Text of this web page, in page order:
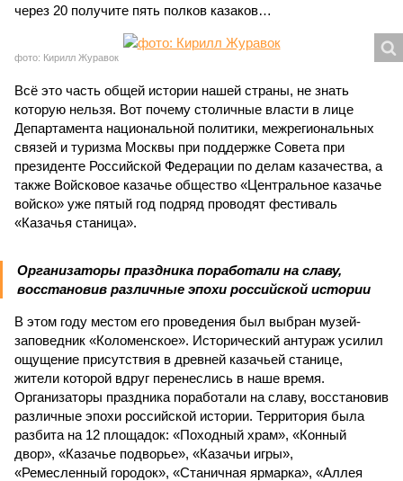
через 20 получите пять полков казаков…
фото: Кирилл Журавок
Всё это часть общей истории нашей страны, не знать
которую нельзя. Вот почему столичные власти в лице
Департамента национальной политики, межрегиональных
связей и туризма Москвы при поддержке Совета при
президенте Российской Федерации по делам казачества, а
также Войсковое казачье общество «Центральное казачье
войско» уже пятый год подряд проводят фестиваль
«Казачья станица».
Организаторы праздника поработали на славу,
восстановив различные эпохи российской истории
В этом году местом его проведения был выбран музей-
заповедник «Коломенское». Исторический антураж усилил
ощущение присутствия в древней казачьей станице,
жители которой вдруг перенеслись в наше время.
Организаторы праздника поработали на славу, восстановив
различные эпохи российской истории. Территория была
разбита на 12 площадок: «Походный храм», «Конный
двор», «Казачье подворье», «Казачьи игры»,
«Ремесленный городок», «Станичная ярмарка», «Аллея